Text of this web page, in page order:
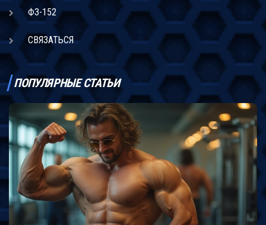
ФЗ-152
СВЯЗАТЬСЯ
ПОПУЛЯРНЫЕ СТАТЬИ